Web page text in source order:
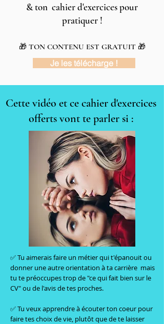
& ton cahier d'exercices pour
pratiquer !
🎁 TON CONTENU EST GRATUIT 🎁
Je les télécharge !
Cette vidéo et ce cahier d'exercices
offerts vont te parler si :
✅ Tu aimerais faire un métier qui t'épanouit ou
donner une autre orientation à ta carrière mais
tu te préoccupes trop de "ce qui fait bien sur le
CV" ou de l'avis de tes proches.
✅ Tu veux apprendre à écouter ton coeur pour
faire tes choix de vie, plutôt que de te laisser